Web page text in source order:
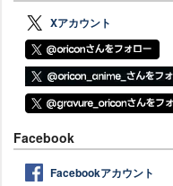
Xアカウント
Facebook
Facebookアカウント